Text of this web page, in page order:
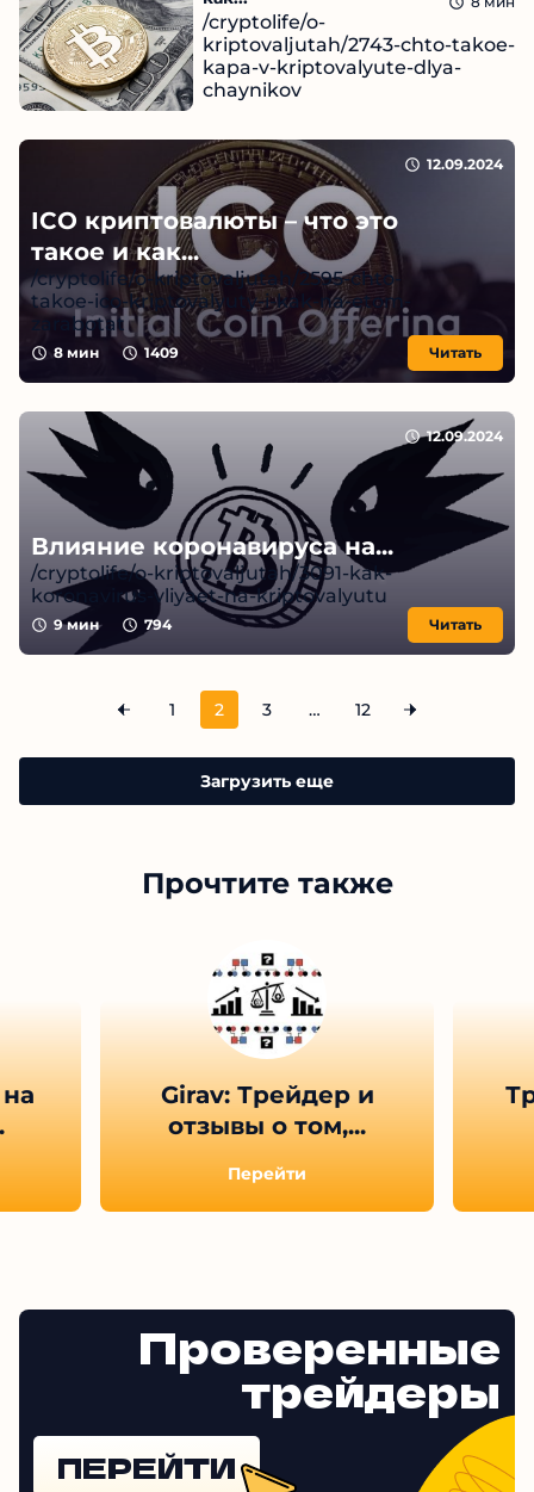
/cryptolife/o-
kriptovaljutah/2743-chto-takoe-
kapa-v-kriptovalyute-dlya-
chaynikov
ICO криптовалюты – что это
такое и как...
/cryptolife/o-kriptovaljutah/2595-chto-
takoe-ico-kriptovalyuty-i-kak-na-etom-
zarabotat
12.09.2024
8 мин 1409 Читать
Влияние коронавируса на...
/cryptolife/o-kriptovaljutah/3091-kak-
koronavirus-vliyaet-na-kriptovalyutu
12.09.2024
9 мин 794 Читать
1 2 3 … 12
Загрузить еще
Прочтите также
Girav: Трейдер и
отзывы о том,...
Перейти
Проверенные
трейдеры
ПЕРЕЙТИ